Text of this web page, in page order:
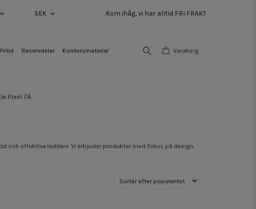
SEK Kom ihåg, vi har alltid FRI FRAKT
Reservdelar Kontorsmaterial Varukorg
Pixel 7A
och effektiva laddare. Vi erbjuder produkter med fokus på design,